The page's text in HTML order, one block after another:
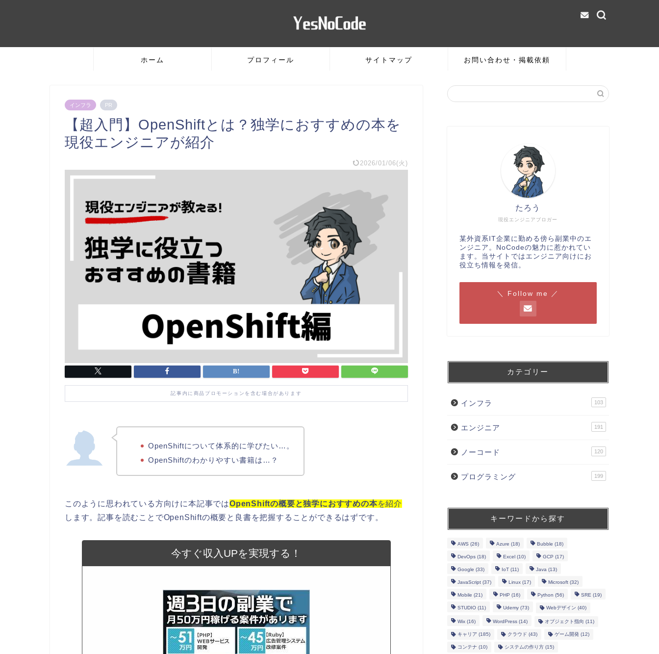
ホーム プロフィール サイトマップ お問い合わせ・掲載依頼
インフラ PR
【超入門】OpenShiftとは？独学におすすめの本を
現役エンジニアが紹介
2026/01/06(火)
記事内に商品プロモーションを含む場合があります
OpenShiftについて体系的に学びたい…。
OpenShiftのわかりやすい書籍は…？
このように思われている方向けに本記事ではOpenShiftの概要と独学におすすめの本を紹介
します。記事を読むことでOpenShiftの概要と良書を把握することができるはずです。
今すぐ収入UPを実現する！
現役エンジニアブロガー
たろう
某外資系IT企業に勤める傍ら副業中のエ
ンジニア。NoCodeの魅力に惹かれてい
ます。当サイトではエンジニア向けにお
役立ち情報を発信。
＼ Follow me ／
カテゴリー
インフラ 103
エンジニア 191
ノーコード 120
プログラミング 199
キーワードから探す
AWS (26) Azure (18) Bubble (18)
DevOps(18) Excel(10) GCP (17)
Google (33) IoT(11) Java (13)
JavaScript(37) Linux(17) Microsoft(32)
Mobile (21) PHP (16) Python (56) SRE (19)
STUDIO(11) Udemy(73) Webデザイン (40)
Wix(16) WordPress(14) オブジェクト指向 (11)
キャリア (185) クラウド (43) ゲーム開発(12)
コンテナ (10) システムの作り方(15)